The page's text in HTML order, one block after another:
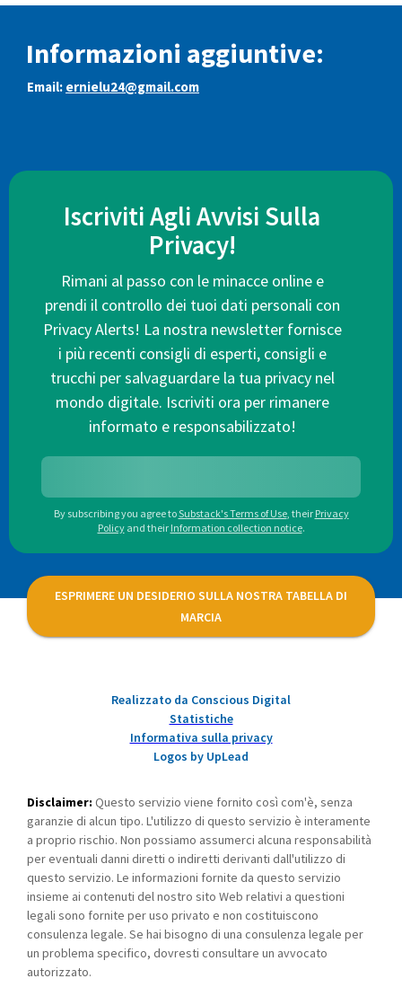
Informazioni aggiuntive:
Email: ernielu24@gmail.com
Iscriviti Agli Avvisi Sulla
Privacy!
Rimani al passo con le minacce online e
prendi il controllo dei tuoi dati personali con
Privacy Alerts! La nostra newsletter fornisce
i più recenti consigli di esperti, consigli e
trucchi per salvaguardare la tua privacy nel
mondo digitale. Iscriviti ora per rimanere
informato e responsabilizzato!
By subscribing you agree toSubstack's Terms of Use, their Privacy
Policy and their Information collection notice.
ESPRIMERE UN DESIDERIO SULLA NOSTRA TABELLA DI
MARCIA
Realizzato da Conscious Digital
Statistiche
Informativa sulla privacy
Logos by UpLead
Disclaimer: Questo servizio viene fornito così com'è, senza
garanzie di alcun tipo. L'utilizzo di questo servizio è interamente
a proprio rischio. Non possiamo assumerci alcuna responsabilità
per eventuali danni diretti o indiretti derivanti dall'utilizzo di
questo servizio. Le informazioni fornite da questo servizio
insieme ai contenuti del nostro sito Web relativi a questioni
legali sono fornite per uso privato e non costituiscono
consulenza legale. Se hai bisogno di una consulenza legale per
un problema specifico, dovresti consultare un avvocato
autorizzato.